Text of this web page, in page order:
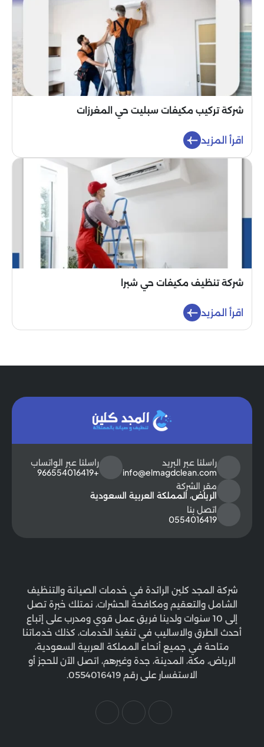
شركة تركيب مكيفات سبليت حي المغرزات
اقرأ المزيد
شركة تنظيف مكيفات حي شبرا
اقرأ المزيد
راسلنا عبر البريد
info@elmagdclean.com
راسلنا عبر الواتساب
+966554016419
مقر الشركة
الرياض، المملكة العربية السعودية
اتصل بنا
0554016419
شركة المجد كلين الرائدة في خدمات الصيانة والتنظيف
الشامل والتعقيم ومكافحة الحشرات، نمتلك خبرة تصل
إلى 10 سنوات ولدينا فريق عمل قوي ومدرب على إتباع
أحدث الطرق والاساليب في تنفيذ الخدمات، كذلك خدماتنا
متاحة في جميع أنحاء المملكة العربية السعودية،
الرياض، مكة، المدينة، جدة وغيرهم، اتصل الآن للحجز أو
الاستفسار على رقم 0554016419.